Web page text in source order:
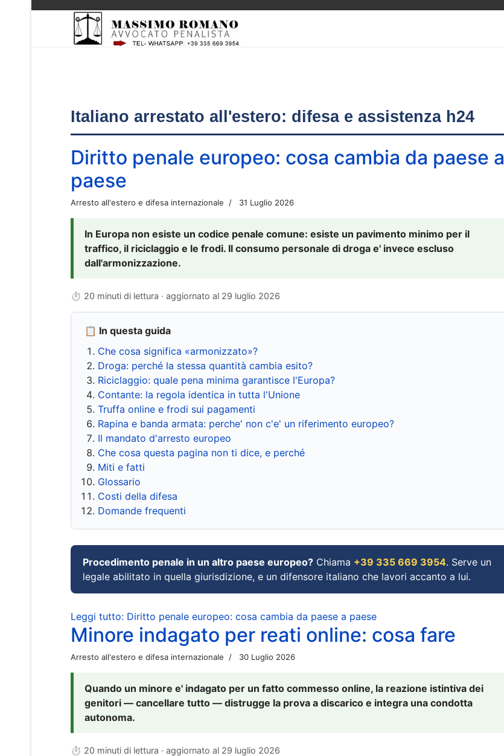
Italiano arrestato all'estero: difesa e assistenza h24
Diritto penale europeo: cosa cambia da paese a
paese
Arresto all'estero e difesa internazionale 31 Luglio 2026
In Europa non esiste un codice penale comune: esiste un pavimento minimo per il
traffico, il riciclaggio e le frodi. Il consumo personale di droga e' invece escluso
dall'armonizzazione.
⏱ 20 minuti di lettura · aggiornato al 29 luglio 2026
📋 In questa guida
Che cosa significa «armonizzato»?
Droga: perché la stessa quantità cambia esito?
Riciclaggio: quale pena minima garantisce l'Europa?
Contante: la regola identica in tutta l'Unione
Truffa online e frodi sui pagamenti
Rapina e banda armata: perche' non c'e' un riferimento europeo?
Il mandato d'arresto europeo
Che cosa questa pagina non ti dice, e perché
Miti e fatti
Glossario
Costi della difesa
Domande frequenti
Procedimento penale in un altro paese europeo? Chiama +39 335 669 3954. Serve un
legale abilitato in quella giurisdizione, e un difensore italiano che lavori accanto a lui.
Leggi tutto: Diritto penale europeo: cosa cambia da paese a paese
Minore indagato per reati online: cosa fare
Arresto all'estero e difesa internazionale 30 Luglio 2026
Quando un minore e' indagato per un fatto commesso online, la reazione istintiva dei
genitori — cancellare tutto — distrugge la prova a discarico e integra una condotta
autonoma.
⏱ 20 minuti di lettura · aggiornato al 29 luglio 2026